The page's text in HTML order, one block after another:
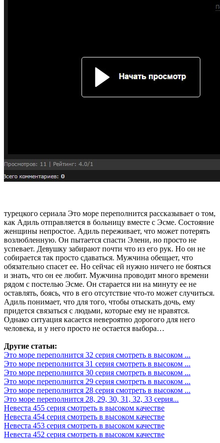
турецкого сериала Это море переполнится рассказывает о том,
как Адиль отправляется в больницу вместе с Эсме. Состояние
женщины непростое. Адиль переживает, что может потерять
возлюбленную. Он пытается спасти Элени, но просто не
успевает. Девушку забирают почти что из его рук. Но он не
собирается так просто сдаваться. Мужчина обещает, что
обязательно спасет ее. Но сейчас ей нужно ничего не бояться
и знать, что он ее любит. Мужчина проводит много времени
рядом с постелью Эсме. Он старается ни на минуту ее не
оставлять, боясь, что в его отсутствие что-то может случиться.
Адиль понимает, что для того, чтобы отыскать дочь, ему
придется связаться с людьми, которые ему не нравятся.
Однако ситуация касается невероятно дорогого для него
человека, и у него просто не остается выбора…
Другие статьи:
Это море переполнится 32 серия смотреть в высоком ...
Это море переполнится 31 серия смотреть в высоком ...
Это море переполнится 30 серия смотреть в высоком ...
Это море переполнится 29 серия смотреть в высоком ...
Это море переполнится 28 серия смотреть в высоком ...
Это море переполнится 28, 29, 30, 31, 32, 33 серия...
Невеста 455 серия смотреть в высоком качестве
Невеста 454 серия смотреть в высоком качестве
Невеста 453 серия смотреть в высоком качестве
Невеста 452 серия смотреть в высоком качестве